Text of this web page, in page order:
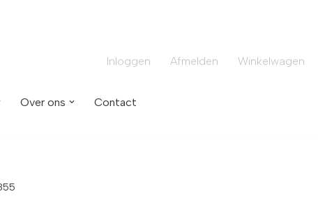
Inloggen Afmelden Winkelwagen
Over ons Contact